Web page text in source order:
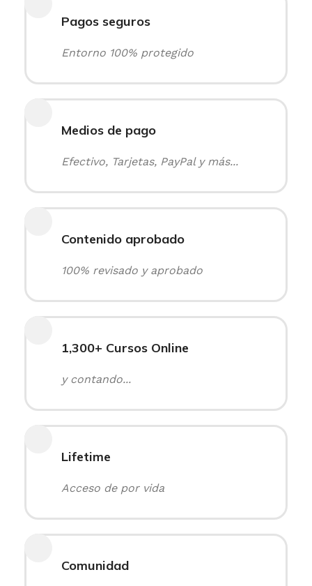
Pagos seguros
Entorno 100% protegido
Medios de pago
Efectivo, Tarjetas, PayPal y más...
Contenido aprobado
100% revisado y aprobado
1,300+ Cursos Online
y contando...
Lifetime
Acceso de por vida
Comunidad